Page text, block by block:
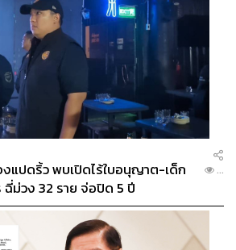
แปดริ้ว พบเปิดไร้ใบอนุญาต-เด็ก
ฉี่ม่วง 32 ราย จ่อปิด 5 ปี
...